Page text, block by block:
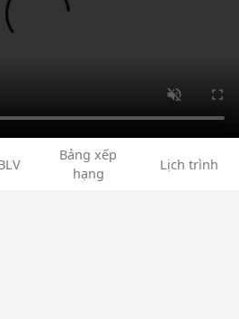
Bảng xếp
hạng
Lịch trình